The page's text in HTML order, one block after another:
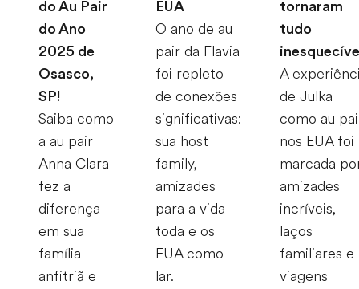
do Au Pair
do Ano
2025 de
Osasco,
SP!
Saiba como
a au pair
Anna Clara
fez a
diferença
em sua
família
anfitriã e
EUA
O ano de au
pair da Flavia
foi repleto
de conexões
significativas:
sua host
family,
amizades
para a vida
toda e os
EUA como
lar.
tornaram
tudo
A
de Julka
como au
nos EUA foi
marcada
amizades
incríveis,
laços
familiares e
viagens